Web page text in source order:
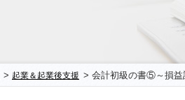
> 起業＆起業後支援 > 会計初級の書⑤～損益